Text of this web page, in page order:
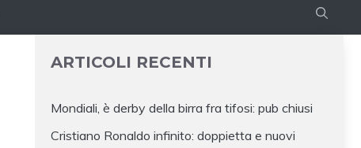
ARTICOLI RECENTI
Mondiali, è derby della birra fra tifosi: pub chiusi
Cristiano Ronaldo infinito: doppietta e nuovi